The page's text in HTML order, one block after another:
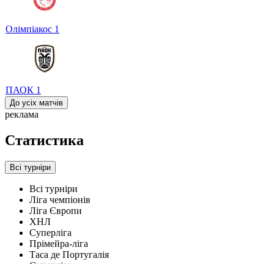
Олімпіакос 1
ПАОК 1
До усіх матчів
реклама
Статистика
Всі турніри
Всі турніри
Ліга чемпіонів
Ліга Європи
ХНЛ
Суперліга
Прімейра-ліга
Таса де Португалія